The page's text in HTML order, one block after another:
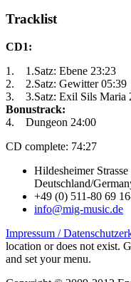
Tracklist
CD1:
1. 1.Satz: Ebene 23:23
2. 2.Satz: Gewitter 05:39
3. 3.Satz: Exil Sils Maria
Bonustrack:
4. Dungeon 24:00
CD complete: 74:27
Hildesheimer
Deutschland/
+49 (0) 511-80 69
info@mig-music.de
Impressum /
location or does not exist.
and set your menu.